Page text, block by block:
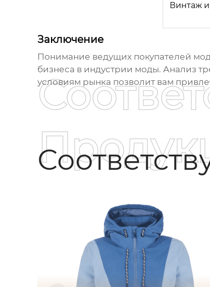
Винтаж
Заключение
Понимание ведущих покупателей
бизнеса в индустрии моды. Анализ
условиям рынка позволит вам